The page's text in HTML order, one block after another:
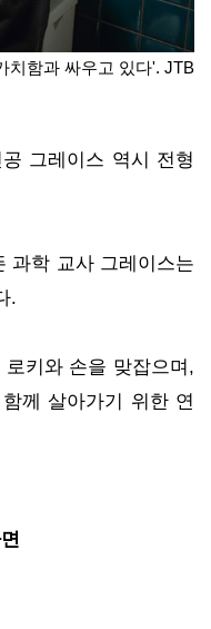
치함과 싸우고 있다'. JTB
그레이스 역시 전형
과학 교사 그레이스는
.
키와 손을 맞잡으며,
께 살아가기 위한 연